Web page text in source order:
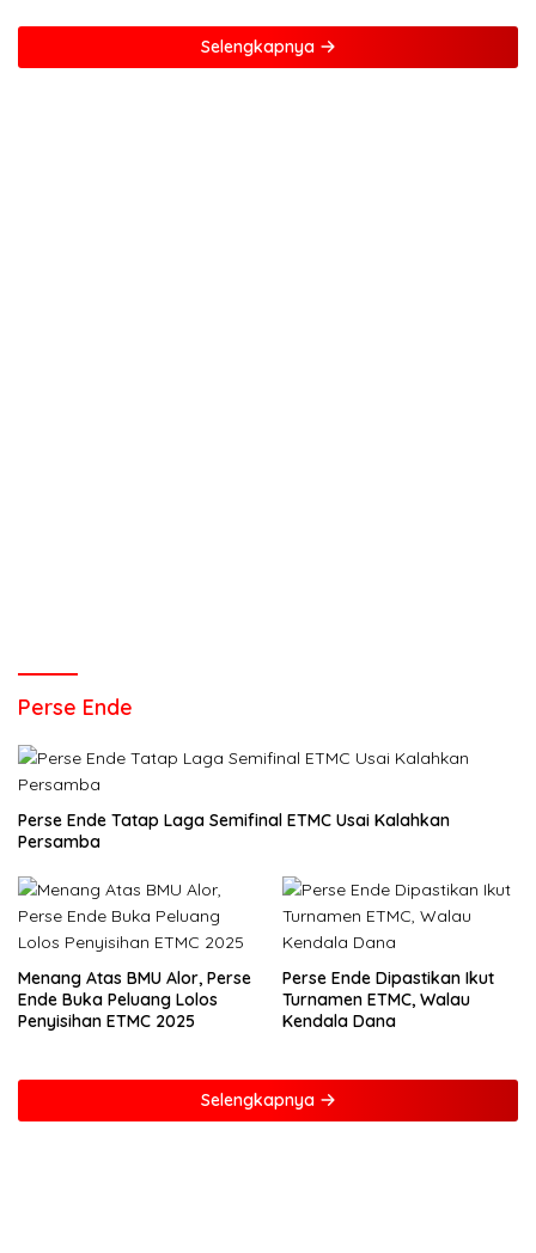
Selengkapnya
Perse Ende
Perse Ende Tatap Laga Semifinal ETMC Usai Kalahkan
Persamba
Menang Atas BMU Alor, Perse
Ende Buka Peluang Lolos
Penyisihan ETMC 2025
Perse Ende Dipastikan Ikut
Turnamen ETMC, Walau
Kendala Dana
Selengkapnya